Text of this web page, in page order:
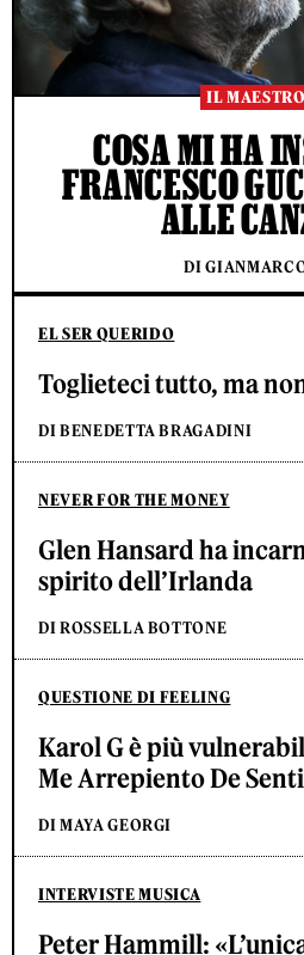
EL SER QUERIDO
Toglieteci tutto, ma
DI BENEDETTA BRAGADINI
NEVER FOR THE MONEY
Glen Hansard ha
spirito dell’Irlanda
DI ROSSELLA BOTTONE
QUESTIONE DI FEELING
Karol G è più
Me Arrepiento De
DI MAYA GEORGI
INTERVISTE MUSICA
Peter Hammill:
IL
COSA MI HA
FRANCESCO
ALLE
DI